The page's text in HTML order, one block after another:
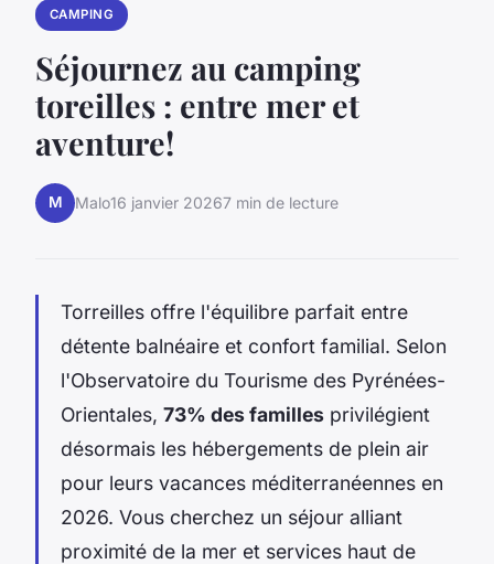
CAMPING
Séjournez au camping
toreilles : entre mer et
aventure!
M Malo16 janvier 20267 min de lecture
Torreilles offre l'équilibre parfait entre
détente balnéaire et confort familial. Selon
l'Observatoire du Tourisme des Pyrénées-
Orientales, 73% des familles privilégient
désormais les hébergements de plein air
pour leurs vacances méditerranéennes en
2026. Vous cherchez un séjour alliant
proximité de la mer et services haut de